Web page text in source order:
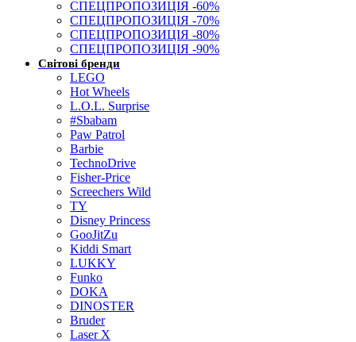
СПЕЦПРОПОЗИЦІЯ -60%
СПЕЦПРОПОЗИЦІЯ -70%
СПЕЦПРОПОЗИЦІЯ -80%
СПЕЦПРОПОЗИЦІЯ -90%
Світові бренди
LEGO
Hot Wheels
L.O.L. Surprise
#Sbabam
Paw Patrol
Barbie
TechnoDrive
Fisher-Price
Screechers Wild
TY
Disney Princess
GooJitZu
Kiddi Smart
LUKKY
Funko
DOKA
DINOSTER
Bruder
Laser X